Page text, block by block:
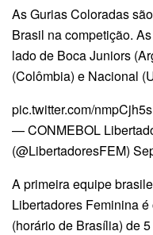
As Gurias Coloradas
Brasil na competição.
lado de Boca Juniors
(Colômbia) e Nacional
pic.twitter.com/
— CONMEBOL
(@LibertadoresFEM)
A primeira equipe
Libertadores Feminina
(horário de Brasília) de